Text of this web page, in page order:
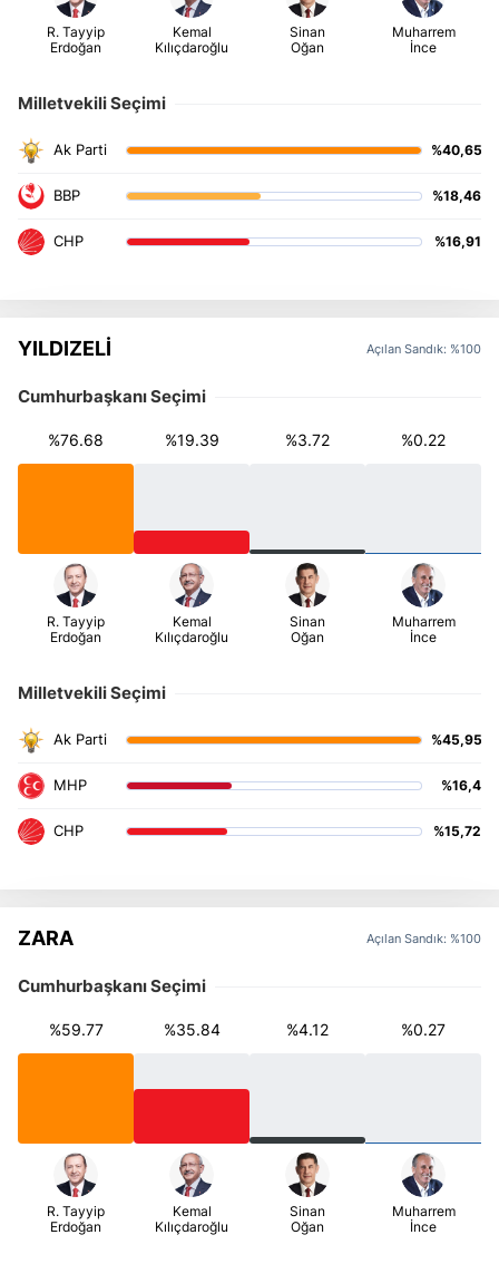
Milletvekili Seçimi
%40,65
%18,46
%16,91
YILDIZELİ Açılan Sandık: %100
Cumhurbaşkanı Seçimi
%76.68 %19.39 %3.72 %0.22
Milletvekili Seçimi
%45,95
%16,4
%15,72
ZARA Açılan Sandık: %100
Cumhurbaşkanı Seçimi
%59.77 %35.84 %4.12 %0.27